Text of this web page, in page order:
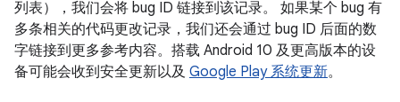
列表），我们会将 bug ID 链接到该记录。 如果某个 bug 有
多条相关的代码更改记录，我们还会通过 bug ID 后面的数
字链接到更多参考内容。搭载 Android 10 及更高版本的设
备可能会收到安全更新以及 Google Play 系统更新。